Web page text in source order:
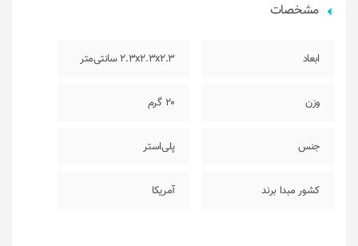
مشخصات
ابعاد 2.3x2.3x2.3 سانتی‌متر
وزن 20 گرم
جنس پلی‌استر
کشور مبدا برند آمریکا